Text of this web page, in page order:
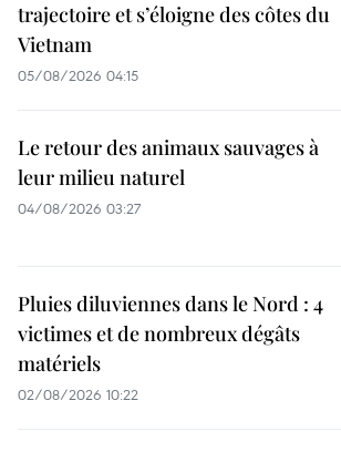
trajectoire et s’éloigne des côtes du
Vietnam
05/08/2026 04:15
Le retour des animaux sauvages à
leur milieu naturel
04/08/2026 03:27
Pluies diluviennes dans le Nord : 4
victimes et de nombreux dégâts
matériels
02/08/2026 10:22